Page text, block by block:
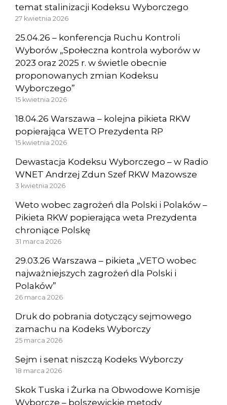
temat stalinizacji Kodeksu Wyborczego
27 kwietnia 2026
25.04.26 – konferencja Ruchu Kontroli
Wyborów „Społeczna kontrola wyborów w
2023 oraz 2025 r. w świetle obecnie
proponowanych zmian Kodeksu
Wyborczego”
15 kwietnia 2026
18.04.26 Warszawa – kolejna pikieta RKW
popierająca WETO Prezydenta RP
15 kwietnia 2026
Dewastacja Kodeksu Wyborczego – w Radio
WNET Andrzej Zdun Szef RKW Mazowsze
3 kwietnia 2026
Weto wobec zagrożeń dla Polski i Polaków –
Pikieta RKW popierająca weta Prezydenta
chroniące Polskę
31 marca 2026
29.03.26 Warszawa – pikieta „VETO wobec
najważniejszych zagrożeń dla Polski i
Polaków”
26 marca 2026
Druk do pobrania dotyczący sejmowego
zamachu na Kodeks Wyborczy
25 marca 2026
Sejm i senat niszczą Kodeks Wyborczy
18 marca 2026
Skok Tuska i Żurka na Obwodowe Komisje
Wyborcze – bolszewickie metody